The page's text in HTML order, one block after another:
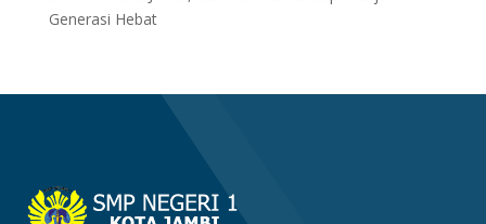
Generasi Hebat